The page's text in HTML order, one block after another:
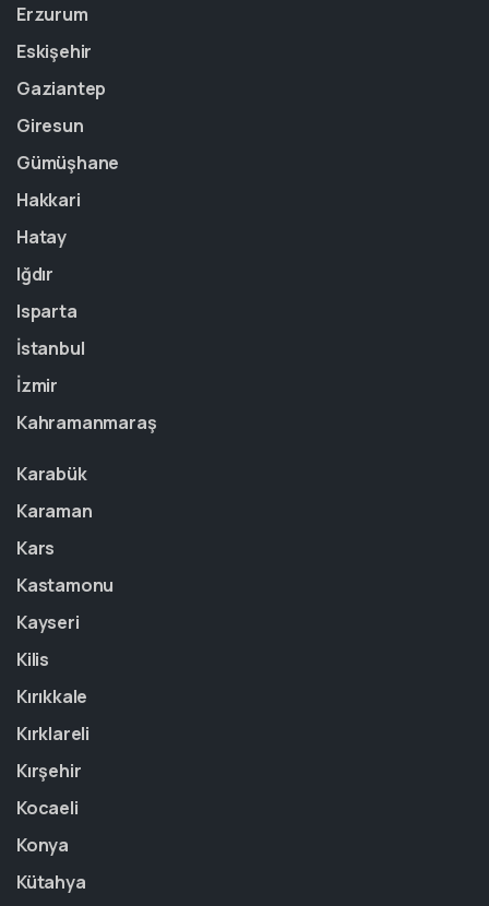
Erzurum
Eskişehir
Gaziantep
Giresun
Gümüşhane
Hakkari
Hatay
Iğdır
Isparta
İstanbul
İzmir
Kahramanmaraş
Karabük
Karaman
Kars
Kastamonu
Kayseri
Kilis
Kırıkkale
Kırklareli
Kırşehir
Kocaeli
Konya
Kütahya